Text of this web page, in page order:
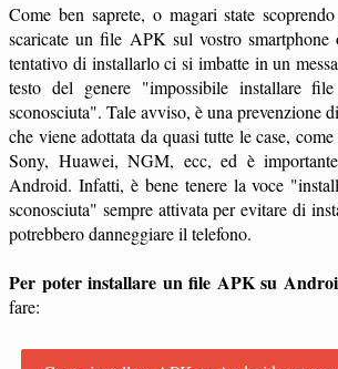
Come ben saprete, o magari state
scaricate un file APK sul vostro
tentativo di installarlo ci si imbatte in un
testo del genere "impossibile installare
sconosciuta". Tale avviso, è una prevenzione
che viene adottata da quasi tutte le case,
Sony, Huawei, NGM, ecc, ed è
Android. Infatti, è bene tenere la voce
sconosciuta" sempre attivata per evitare di
potrebbero danneggiare il telefono.
Per poter installare un file APK su
fare: